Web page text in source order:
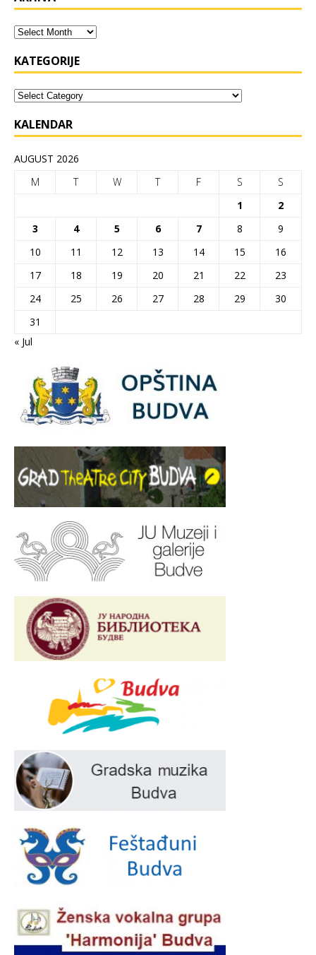
KATEGORIJE
KALENDAR
AUGUST 2026
M
T W T F S
S
1
2
3
4 5 6 7 8
9
10
11 12 13 14 15
16
17
18 19 20 21 22
23
24
25 26 27 28 29
30
31
« Jul